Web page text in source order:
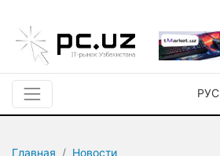
РУС
Главная
Новости